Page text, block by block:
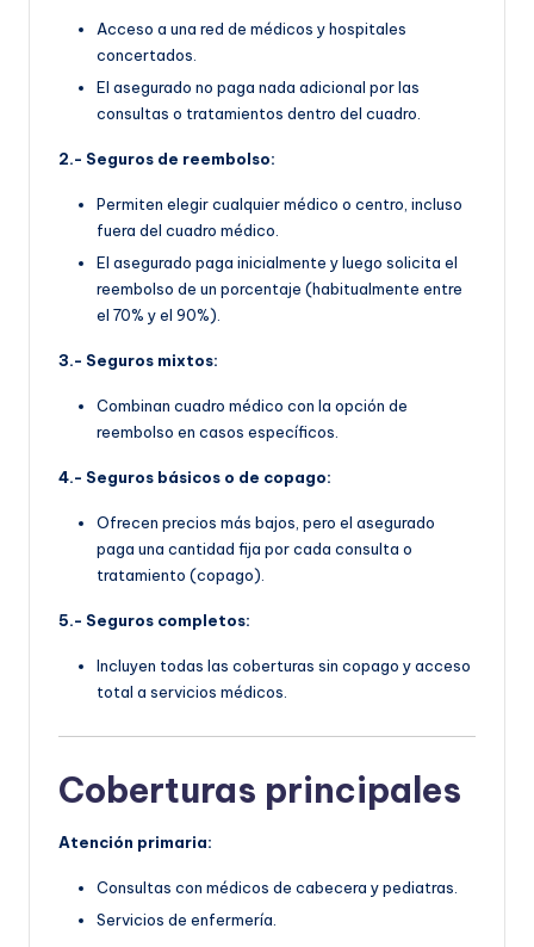
Acceso a una red de médicos y hospitales
concertados.
El asegurado no paga nada adicional por las
consultas o tratamientos dentro del cuadro.
2.- Seguros de reembolso:
Permiten elegir cualquier médico o centro, incluso
fuera del cuadro médico.
El asegurado paga inicialmente y luego solicita el
reembolso de un porcentaje (habitualmente entre
el 70% y el 90%).
3.- Seguros mixtos:
Combinan cuadro médico con la opción de
reembolso en casos específicos.
4.- Seguros básicos o de copago:
Ofrecen precios más bajos, pero el asegurado
paga una cantidad fija por cada consulta o
tratamiento (copago).
5.- Seguros completos:
Incluyen todas las coberturas sin copago y acceso
total a servicios médicos.
Coberturas principales
Atención primaria:
Consultas con médicos de cabecera y pediatras.
Servicios de enfermería.